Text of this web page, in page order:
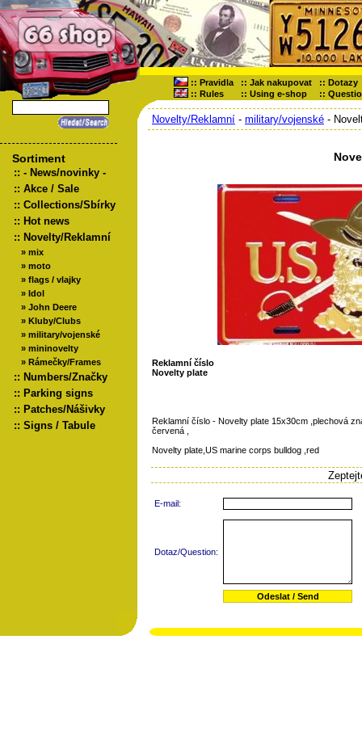
:: Pravidla :: Jak nakupovat :: Dotazy
:: Rules :: Using e-shop ::
Sortiment
:: - News/novinky -
:: Akce / Sale
:: Collections/Sbírky
:: Hot news
:: Novelty/Reklamní
» mix
» moto
» flags / vlajky
» Idol
» John Deere
» Kluby/Clubs
» military/vojenské
» mininovelty
» Rámečky/Frames
:: Numbers/Značky
:: Parking signs
:: Patches/Nášivky
:: Signs / Tabule
Novelty/Reklamní - military/vojenské -
Reklamní číslo
Novelty plate
Reklamní číslo - Novelty plate 15x30cm ,plechová
červená ,
Novelty plate,US marine corps bulldog ,red
E-mail:
Dotaz/Question: